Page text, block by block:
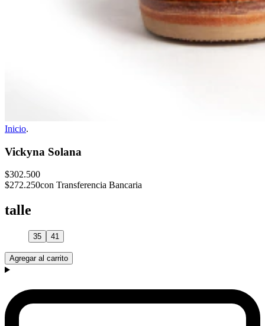
Inicio.
Vickyna Solana
$302.500
$272.250con Transferencia Bancaria
talle
35 41
Agregar al carrito